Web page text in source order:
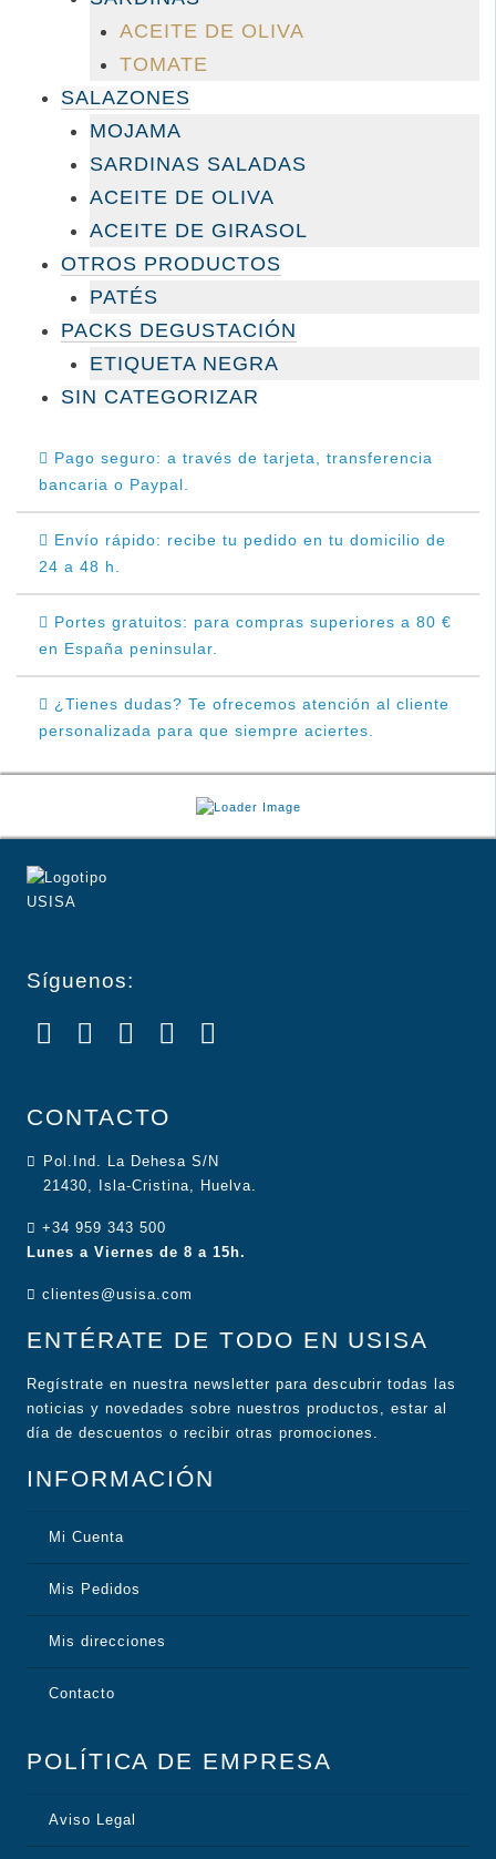
ACEITE DE OLIVA
TOMATE
SALAZONES
MOJAMA
SARDINAS SALADAS
ACEITE DE OLIVA
ACEITE DE GIRASOL
OTROS PRODUCTOS
PATÉS
PACKS DEGUSTACIÓN
ETIQUETA NEGRA
SIN CATEGORIZAR
Pago seguro: a través de tarjeta, transferencia
bancaria o Paypal.
Envío rápido: recibe tu pedido en tu domicilio de
24 a 48 h.
Portes gratuitos: para compras superiores a 80 €
en España peninsular.
¿Tienes dudas? Te ofrecemos atención al cliente
personalizada para que siempre aciertes.
Síguenos:
INFORMACIÓN
Mi Cuenta
Mis Pedidos
Mis direcciones
Contacto
POLÍTICA DE EMPRESA
Aviso Legal
CONTACTO
Pol.Ind. La Dehesa S/N
21430, Isla-Cristina, Huelva.
+34 959 343 500
Lunes a Viernes de 8 a 15h.
clientes@usisa.com
ENTÉRATE DE TODO EN USISA
Regístrate en nuestra newsletter para descubrir todas las
noticias y novedades sobre nuestros productos, estar al
día de descuentos o recibir otras promociones.